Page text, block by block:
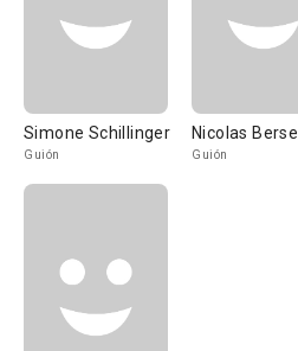
Simone Schillinger
Guión
Nicolas Berse
Guión